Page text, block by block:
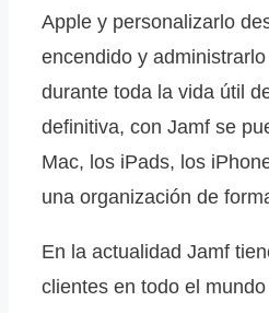
Apple y personalizarlo
encendido y
durante toda la vida útil
definitiva, con Jamf se
Mac, los iPads, los
una organización de
En la actualidad Jamf
clientes en todo el